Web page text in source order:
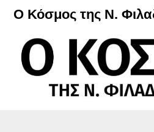
Μετάβαση
περιεχόμενο
Ο Κόσμος της Ν.